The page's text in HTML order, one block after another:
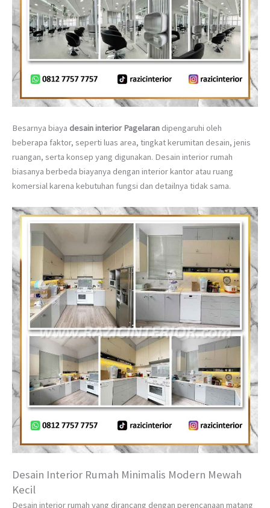
Besarnya biaya desain interior Pagelaran dipengaruhi oleh
beberapa faktor, seperti luas area, tingkat kerumitan desain, jenis
ruangan, serta konsep yang digunakan. Desain interior rumah
biasanya berbeda biayanya dengan interior kantor atau ruang
komersial karena kebutuhan fungsi dan detailnya tidak sama.
Desain Interior Rumah Minimalis Modern Mewah
Kecil
Desain interior rumah yang dirancang dengan perencanaan matang